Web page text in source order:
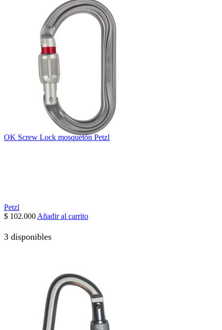
OK Screw Lock mosquetón Petzl
Petzl
$ 102.000 Añadir al carrito
3 disponibles